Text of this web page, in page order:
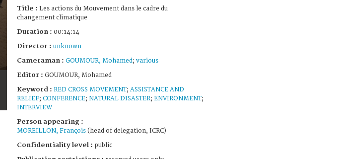
Title : Les actions du Mouvement dans le cadre du
changement climatique
Duration : 00:14:14
Director : unknown
Cameraman : GOUMOUR, Mohamed; various
Editor : GOUMOUR, Mohamed
Keyword : RED CROSS MOVEMENT; ASSISTANCE AND
RELIEF; CONFERENCE; NATURAL DISASTER; ENVIRONMENT;
INTERVIEW
Person appearing :
MOREILLON, François (head of delegation, ICRC)
Confidentiality level : public